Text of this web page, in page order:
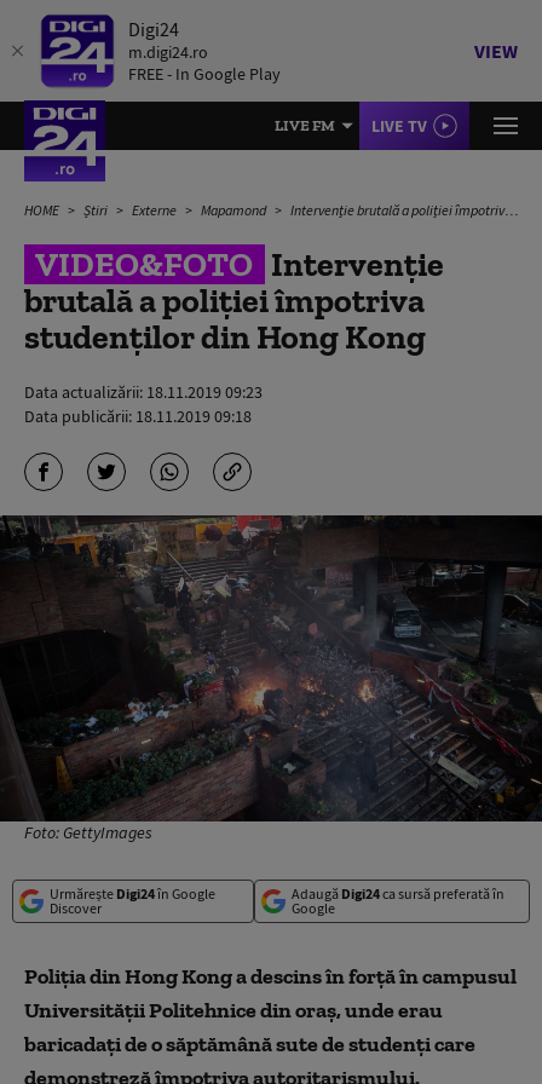
Digi24
m.digi24.ro
FREE - In Google Play
VIEW
LIVE FM LIVE TV
HOME Știri Externe Mapamond Intervenție brutală a poliției împotriva studenților din Hong Kong
VIDEO&FOTO Intervenție
brutală a poliției împotriva
studenților din Hong Kong
Data actualizării: 18.11.2019 09:23
Data publicării: 18.11.2019 09:18
Foto: GettyImages
Urmărește Digi24în Google
Discover
Adaugă Digi24ca sursă preferată în
Google
Poliția din Hong Kong a descins în forță în campusul
Universității Politehnice din oraș, unde erau
baricadați de o săptămână sute de studenți care
demonstreză împotriva autoritarismului.